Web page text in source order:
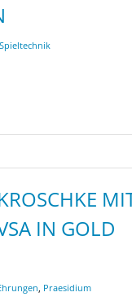
IN GOLD
Praesidium